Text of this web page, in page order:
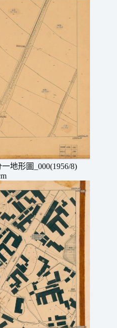
地形圖_000(1956/8)